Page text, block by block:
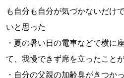
も自分も自分が気づかないだけ
いと思った
・夏の暑い日の電車などで横に
て、我慢できず席を立ったこと
・自分の父親の加齢臭がきつか